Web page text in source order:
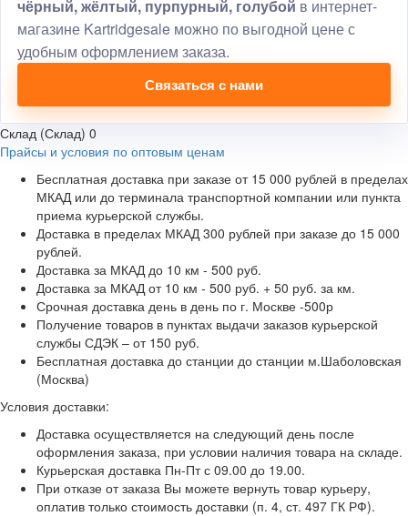
чёрный, жёлтый, пурпурный, голубой в интернет-
магазине Kartridgesale можно по выгодной цене с
удобным оформлением заказа.
Связаться с нами
Склад (Склад) 0
Прайсы и условия по оптовым ценам
Бесплатная доставка при заказе от 15 000 рублей в пределах
МКАД или до терминала транспортной компании или пункта
приема курьерской службы.
Доставка в пределах МКАД 300 рублей при заказе до 15 000
рублей.
Доставка за МКАД до 10 км - 500 руб.
Доставка за МКАД от 10 км - 500 руб. + 50 руб. за км.
Срочная доставка день в день по г. Москве -500р
Получение товаров в пунктах выдачи заказов курьерской
службы СДЭК – от 150 руб.
Бесплатная доставка до станции до станции м.Шаболовская
(Москва)
Условия доставки:
Доставка осуществляется на следующий день после
оформления заказа, при условии наличия товара на складе.
Курьерская доставка Пн-Пт с 09.00 до 19.00.
При отказе от заказа Вы можете вернуть товар курьеру,
оплатив только стоимость доставки (п. 4, ст. 497 ГК РФ).